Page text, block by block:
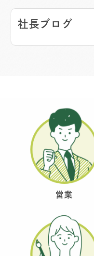
社長ブログ
営業